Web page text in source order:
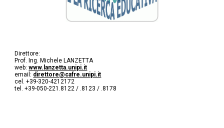
Direttore:
Prof. Ing. Michele LANZETTA
web:www.lanzetta.unipi.it
email: direttore@cafre.unipi.it
cel. +39-320-4212172
tel. +39-050-221.8122 / .8123 / .8178